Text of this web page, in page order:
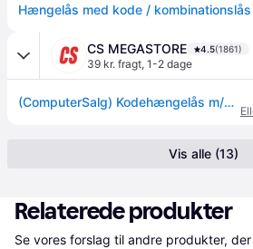
CS MEGASTORE 4.5(1861)
39 kr. fragt, 1-2 dage
(ComputerSalg) Kodehængelås m/3 cifre 40mm
Vis alle (13)
Relaterede produkter
Se vores forslag til andre produkter,